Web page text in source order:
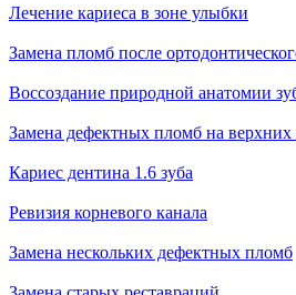
Лечение кариеса в зоне улыбки
Замена пломб после
Воссоздание природной анатомии
Замена дефектных пломб на верхних
Кариес дентина 1.6 зуба
Ревизия корневого канала
Замена нескольких дефектных пломб